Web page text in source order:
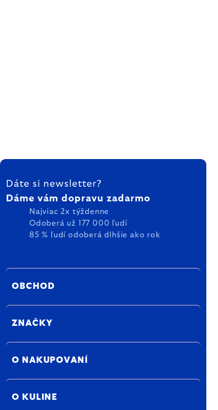
ZÁPÄTIE
Dáte si newsletter?
Dáme vám dopravu zadarmo
Najviac 2x týždenne
Odoberá už 177 000 ľudí
85 % ľudí odoberá dlhšie ako rok
OBCHOD
ZNAČKY
O NAKUPOVANÍ
O KULINE